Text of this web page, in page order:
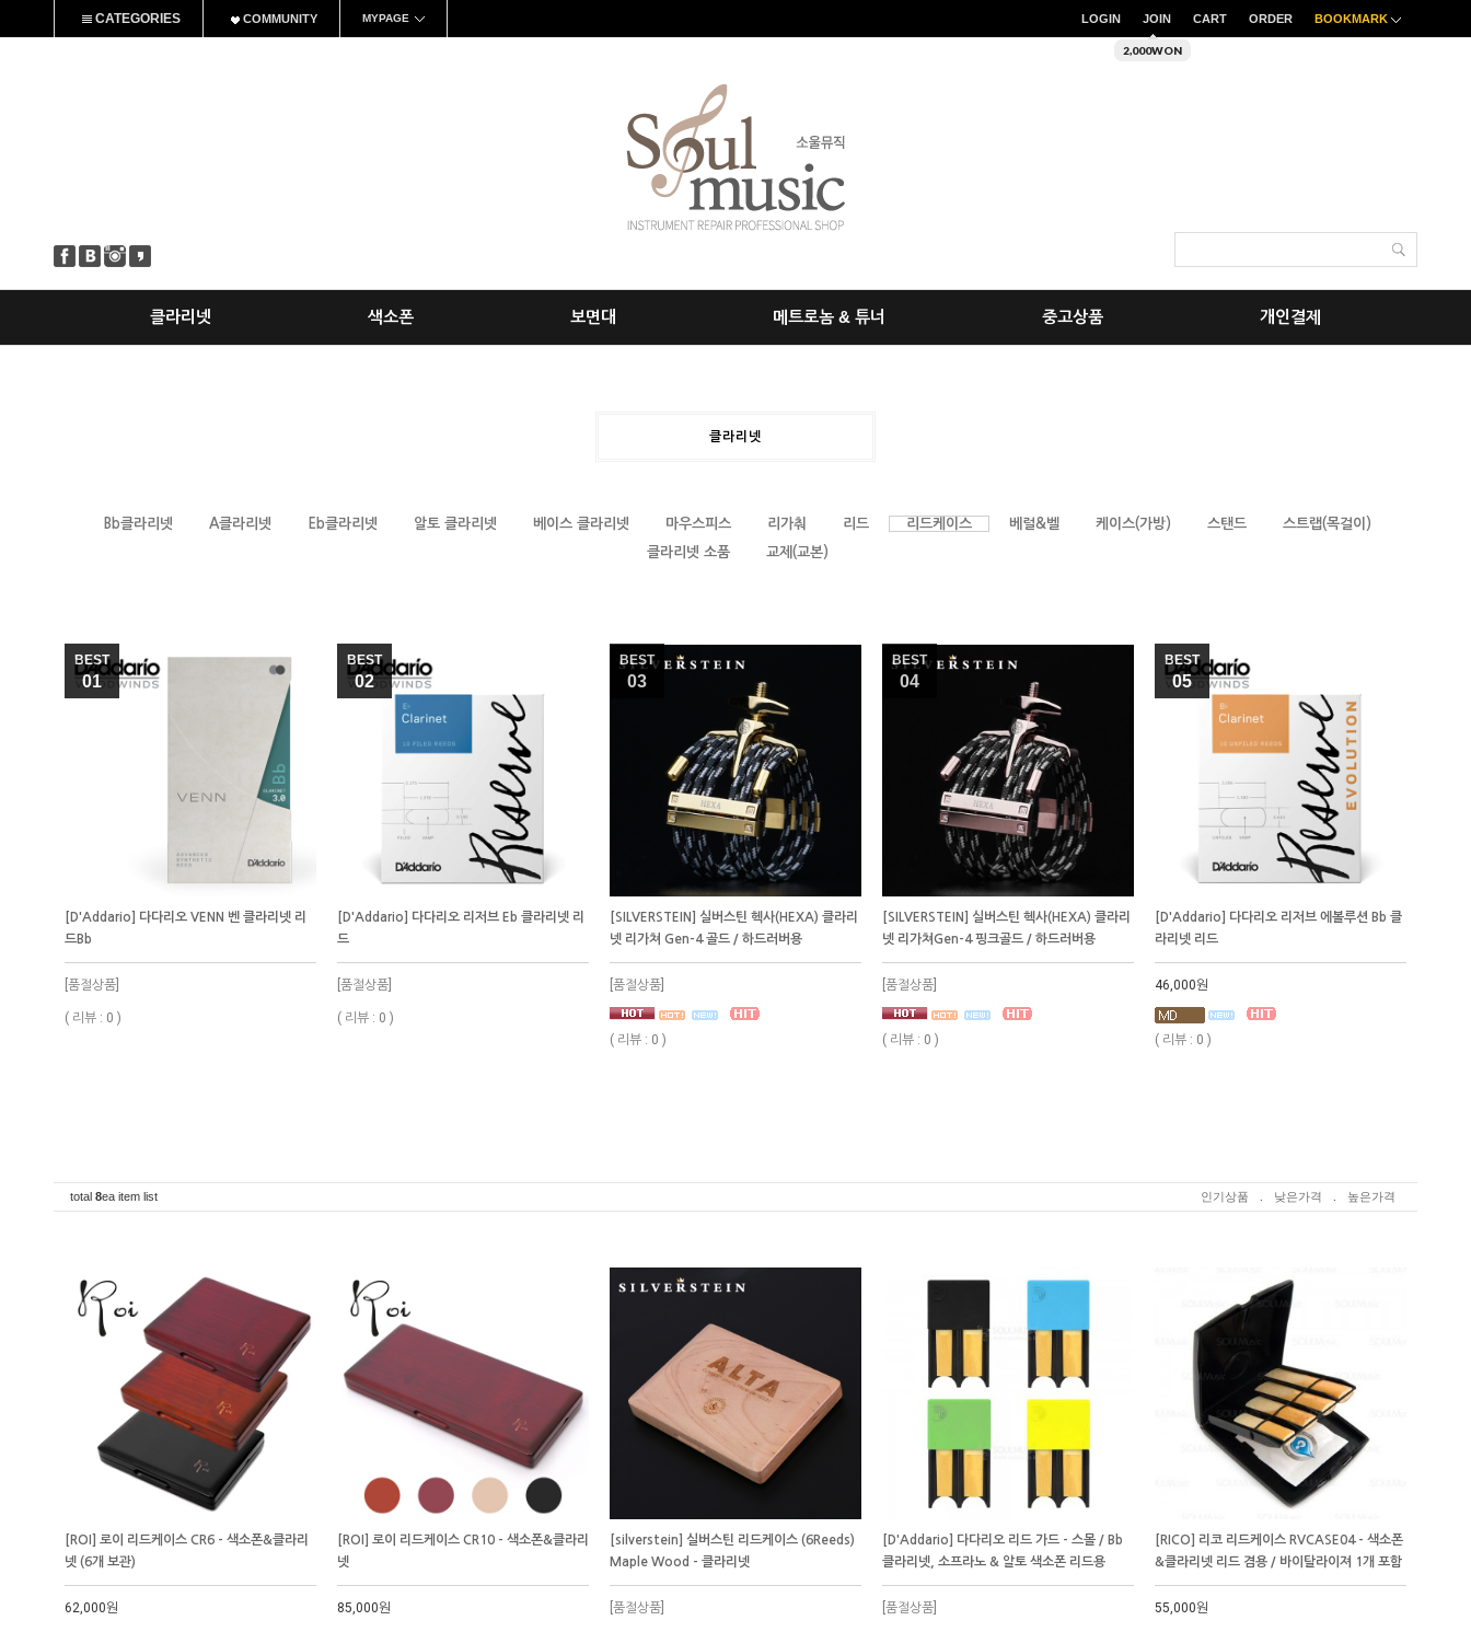
CATEGORIES COMMUNITY MYPAGE LOGIN JOIN
2,000WON
CART ORDER BOOKMARK
클라리넷 색소폰 보면대 메트로놈 & 튜너 중고상품 개인결제
클라리넷
Bb클라리넷 A클라리넷 Eb클라리넷 알토 클라리넷 베이스 클라리넷 마우스피스 리가춰 리드 리드케이스 베럴&벨 케이스(가방) 스탠드
스트랩(목걸이)
클라리넷 소품
교제(교본)
BEST
01
[D'Addario] 다다리오 VENN 벤 클라리넷 리
드Bb
[품절상품]
( 리뷰 : 0 )
BEST
02
[D'Addario] 다다리오 리저브 Eb 클라리넷 리
드
[품절상품]
( 리뷰 : 0 )
BEST
03
[SILVERSTEIN] 실버스틴 헥사(HEXA) 클라리
넷 리가쳐 Gen-4 골드 / 하드러버용
[품절상품]
( 리뷰 : 0 )
BEST
04
[SILVERSTEIN] 실버스틴 헥사(HEXA) 클라리
넷 리가쳐Gen-4 핑크골드 / 하드러버용
[품절상품]
( 리뷰 : 0 )
BEST
05
[D'Addario] 다다리오 리저브 에볼루션 Bb 클
라리넷 리드
46,000원
( 리뷰 : 0 )
total 8ea item list 인기상품 낮은가격 높은가격
[ROI] 로이 리드케이스 CR6 - 색소폰&클라리
넷 (6개 보관)
62,000원
[ROI] 로이 리드케이스 CR10 - 색소폰&클라리
넷
85,000원
[silverstein] 실버스틴 리드케이스 (6Reeds)
Maple Wood - 클라리넷
[품절상품]
[D'Addario] 다다리오 리드 가드 - 스몰 / Bb
클라리넷, 소프라노 & 알토 색소폰 리드용
[품절상품]
[RICO] 리코 리드케이스 RVCASE04 - 색소폰
&클라리넷 리드 겸용 / 바이탈라이져 1개 포함
55,000원